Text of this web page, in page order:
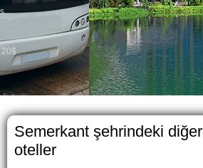
Semerkant şehrindeki diğer
oteller